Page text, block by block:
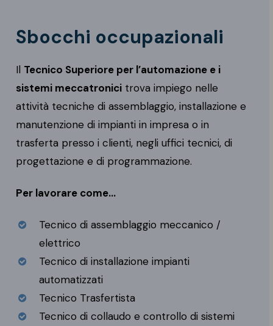
Sbocchi occupazionali
Il Tecnico Superiore per l’automazione e i
sistemi meccatronici trova impiego nelle
attività tecniche di assemblaggio, installazione e
manutenzione di impianti in impresa o in
trasferta presso i clienti, negli uffici tecnici, di
progettazione e di programmazione.
Per lavorare come…
Tecnico di assemblaggio meccanico /
elettrico
Tecnico di installazione impianti
automatizzati
Tecnico Trasfertista
Tecnico di collaudo e controllo di sistemi